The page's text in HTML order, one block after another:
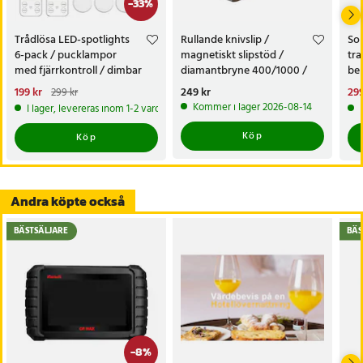
-33%
Trådlösa LED-spotlights
6-pack / pucklampor
med fjärrkontroll / dimbar
skåpbelysning
Nuvarande pris
199 krTidigare pris:299 kr
199 kr 299 kr
I lager, levereras inom 1-2 vardagar
Köp
Rullande knivslip /
magnetiskt slipstöd /
diamantbryne 400/1000 /
knivvässare med fasta vinklar
Pris:249 kr
249 kr
Kommer i lager 2026-08-14
Köp
Andra köpte också
-8%
BÄSTSÄLJARE